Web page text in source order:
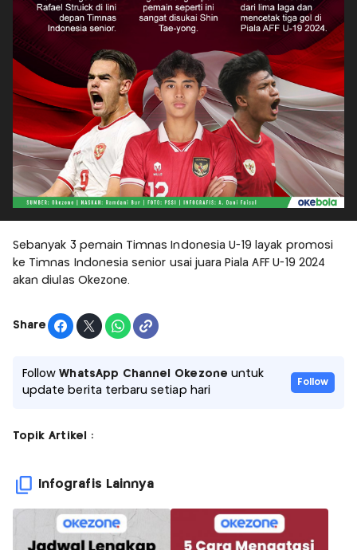
Sebanyak 3 pemain Timnas Indonesia U-19 layak promosi
ke Timnas Indonesia senior usai juara Piala AFF U-19 2024
akan diulas Okezone.
Share
FollowWhatsApp Channel Okezone untuk
update berita terbaru setiap hari
Follow
Topik Artikel :
Infografis Lainnya